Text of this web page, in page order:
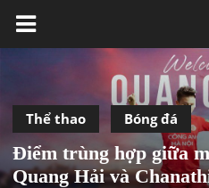
Thể thao Bóng đá
Điểm trùng hợp giữa
Quang Hải và